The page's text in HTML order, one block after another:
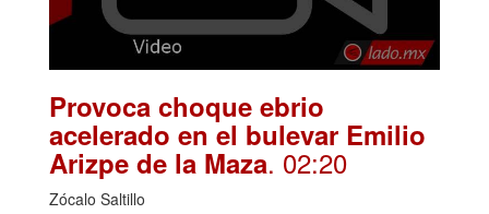
Provoca choque ebrio
acelerado en el bulevar Emilio
Arizpe de la Maza. 02:20
Zócalo Saltillo